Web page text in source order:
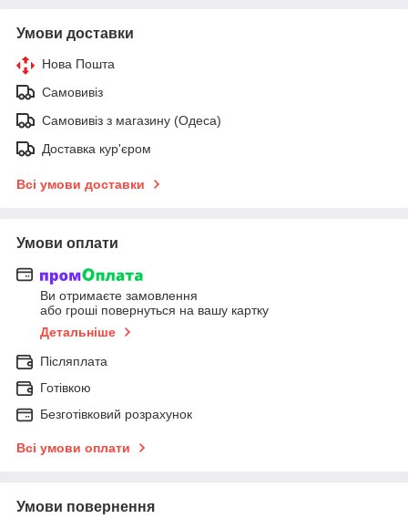
Умови доставки
Нова Пошта
Самовивіз
Самовивіз з магазину (Одеса)
Доставка кур'єром
Всі умови доставки
Умови оплати
Ви отримаєте замовлення
або гроші повернуться на вашу картку
Детальніше
Післяплата
Готівкою
Безготівковий розрахунок
Всі умови оплати
Умови повернення